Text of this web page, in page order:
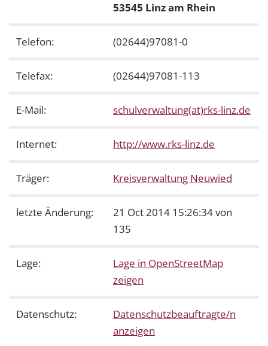
53545 Linz am Rhein
Telefon: (02644)97081-0
Telefax: (02644)97081-113
E-Mail: schulverwaltung(at)rks-linz.de
Internet: http://www.rks-linz.de
Träger: Kreisverwaltung Neuwied
letzte Änderung:
21 Oct 2014 15:26:34 von
135
Lage:
Lage in OpenStreetMap
zeigen
Datenschutz:
Datenschutzbeauftragte/n
anzeigen